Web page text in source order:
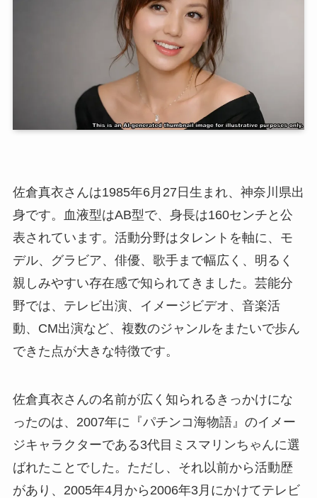
佐倉真衣さんは1985年6月27日生まれ、神奈川県出
身です。血液型はAB型で、身長は160センチと公
表されています。活動分野はタレントを軸に、モ
デル、グラビア、俳優、歌手まで幅広く、明るく
親しみやすい存在感で知られてきました。芸能分
野では、テレビ出演、イメージビデオ、音楽活
動、CM出演など、複数のジャンルをまたいで歩ん
できた点が大きな特徴です。
佐倉真衣さんの名前が広く知られるきっかけにな
ったのは、2007年に『パチンコ海物語』のイメー
ジキャラクターである3代目ミスマリンちゃんに選
ばれたことでした。ただし、それ以前から活動歴
があり、2005年4月から2006年3月にかけてテレビ